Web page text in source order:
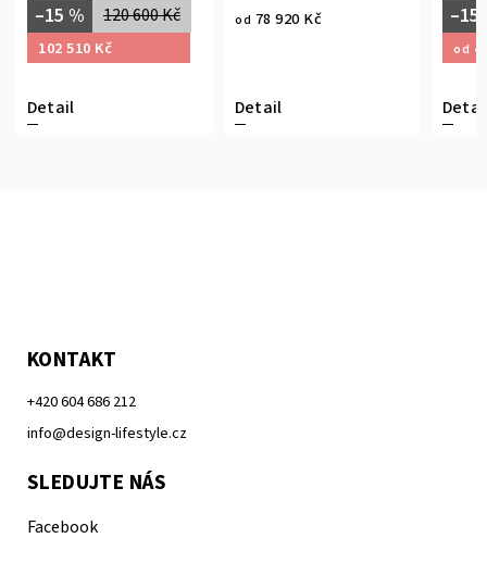
120 600 Kč
–15 %
102 510 Kč
Detail
od 78 920 Kč
Detail
–15
od
KONTAKT
+420 604 686 212
info@design-lifestyle.cz
SLEDUJTE NÁS
Facebook